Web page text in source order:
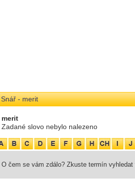
Snář - merit
merit
Zadané slovo nebylo nalezeno
O čem se vám zdálo? Zkuste termín vyhledat